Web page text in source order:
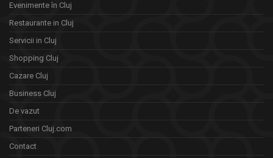
Evenimente în Cluj
Restaurante in Cluj
Servicii in Cluj
Shopping Cluj
Cazare Cluj
Business Cluj
De vazut
Parteneri Cluj.com
Contact